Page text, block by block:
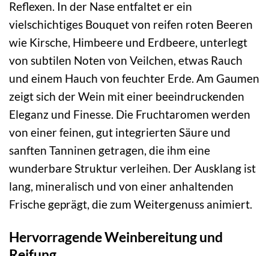
Reflexen. In der Nase entfaltet er ein
vielschichtiges Bouquet von reifen roten Beeren
wie Kirsche, Himbeere und Erdbeere, unterlegt
von subtilen Noten von Veilchen, etwas Rauch
und einem Hauch von feuchter Erde. Am Gaumen
zeigt sich der Wein mit einer beeindruckenden
Eleganz und Finesse. Die Fruchtaromen werden
von einer feinen, gut integrierten Säure und
sanften Tanninen getragen, die ihm eine
wunderbare Struktur verleihen. Der Ausklang ist
lang, mineralisch und von einer anhaltenden
Frische geprägt, die zum Weitergenuss animiert.
Hervorragende Weinbereitung und